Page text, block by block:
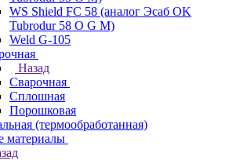
WS Shield FC 58 (аналог Эсаб OK
Tubrodur 58 O G M)
Weld G-105
Назад
Сварочная
Сплошная
Порошковая
(термообработанная)
материалы